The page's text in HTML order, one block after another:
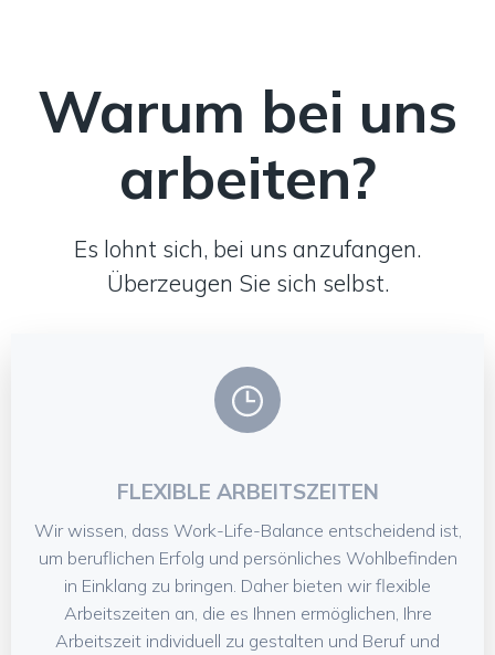
Warum bei uns
arbeiten?
Es lohnt sich, bei uns anzufangen.
Überzeugen Sie sich selbst.
FLEXIBLE ARBEITSZEITEN
Wir wissen, dass Work-Life-Balance entscheidend ist,
um beruflichen Erfolg und persönliches Wohlbefinden
in Einklang zu bringen. Daher bieten wir flexible
Arbeitszeiten an, die es Ihnen ermöglichen, Ihre
Arbeitszeit individuell zu gestalten und Beruf und